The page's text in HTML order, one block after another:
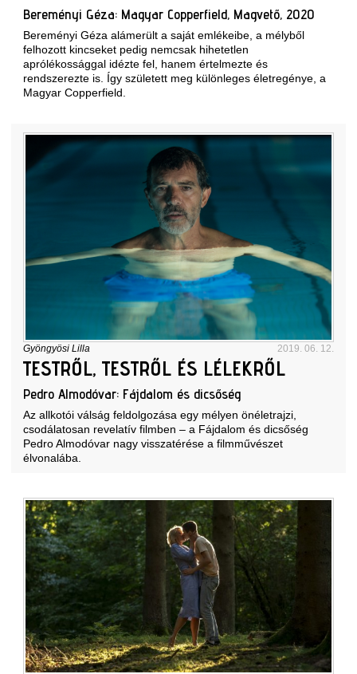
Bereményi Géza: Magyar Copperfield, Magvető, 2020
Bereményi Géza alámerült a saját emlékeibe, a mélyből
felhozott kincseket pedig nemcsak hihetetlen
aprólékossággal idézte fel, hanem értelmezte és
rendszerezte is. Így született meg különleges életregénye, a
Magyar Copperfield.
Gyöngyösi Lilla 2019. 06. 12.
TESTRŐL, TESTRŐL ÉS LÉLEKRŐL
Pedro Almodóvar: Fájdalom és dicsőség
Az allkotói válság feldolgozása egy mélyen önéletrajzi,
csodálatosan revelatív filmben – a Fájdalom és dicsőség
Pedro Almodóvar nagy visszatérése a filmművészet
élvonalába.